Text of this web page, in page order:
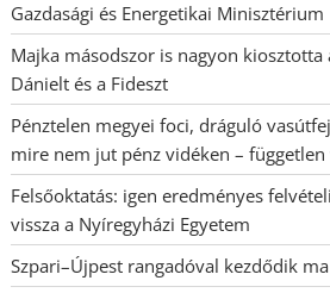
Gazdasági és Energetikai Minisztérium
Majka másodszor is nagyon
Dánielt és a Fideszt
Pénztelen megyei foci, dráguló
mire nem jut pénz vidéken –
Felsőoktatás: igen eredményes
vissza a Nyíregyházi Egyetem
Szpari–Újpest rangadóval kezdődik